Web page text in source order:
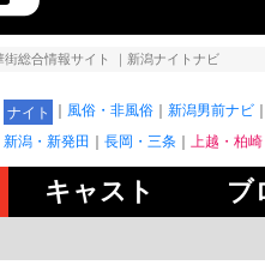
総合情報サイト ｜新潟ナイトナビ
ナイト 風俗・非風俗
新潟男前ナビ
新潟・新発田
長岡・三条 上越・柏
キャスト ブ